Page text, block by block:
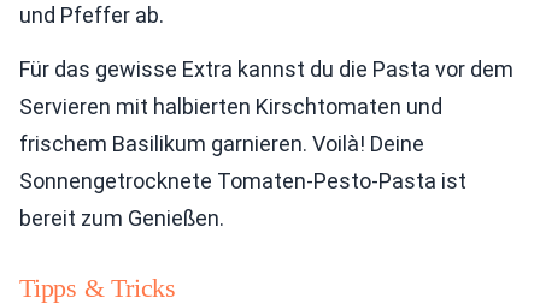
und Pfeffer ab.
Für das gewisse Extra kannst du die Pasta vor dem
Servieren mit halbierten Kirschtomaten und
frischem Basilikum garnieren. Voilà! Deine
Sonnengetrocknete Tomaten-Pesto-Pasta ist
bereit zum Genießen.
Tipps & Tricks